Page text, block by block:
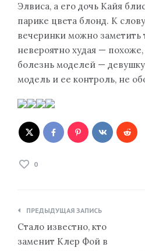
Элвиса, а его дочь Кайя
парике цвета блонд. К
вечеринки можно заметить
невероятно худая —
болезнь моделей —
модель и ее контроль, не
0
Навигация
по
записям
ПРЕДЫДУЩАЯ ЗАПИСЬ
Стало известно, кто
заменит Клер Фой в